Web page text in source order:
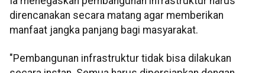
direncanakan secara matang agar memberikan
manfaat jangka panjang bagi masyarakat.
"Pembangunan infrastruktur tidak bisa dilakukan